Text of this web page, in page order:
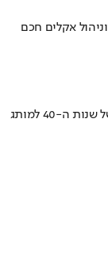
אקלים חכם
איך אסם הפכה את תקופת הצנע והמחסור הקשה של שנות ה-40 למותג